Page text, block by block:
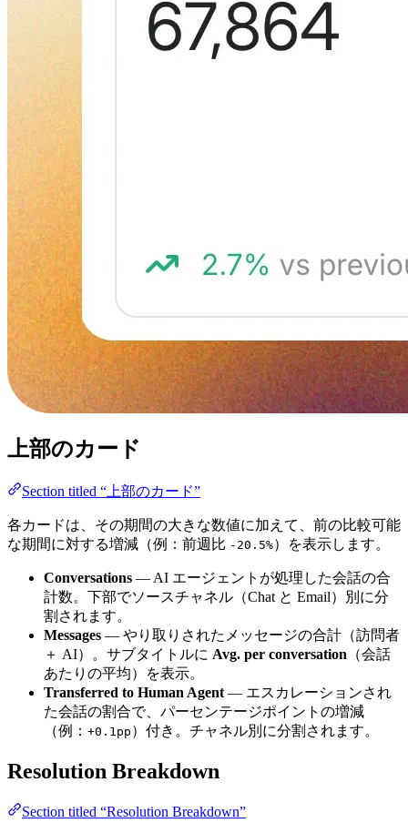
上部のカード
Section titled “上部のカード”
各カードは、その期間の大きな数値に加えて、前の比較可能
な期間に対する増減（例：前週比 -20.5%）を表示します。
Conversations — AI エージェントが処理した会話の合
計数。下部でソースチャネル（Chat と Email）別に分
割されます。
Messages — やり取りされたメッセージの合計（訪問者
＋ AI）。サブタイトルに Avg. per conversation （会話
あたりの平均）を表示。
Transferred to Human Agent — エスカレーションされ
た会話の割合で、パーセンテージポイントの増減
（例： +0.1pp ）付き。チャネル別に分割されます。
Resolution Breakdown
Section titled “Resolution Breakdown”